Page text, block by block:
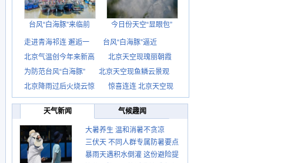
台风“白海豚”来临前 今日份天空“显眼包”
走进青海祁连 邂逅一
台风“白海豚”逼近
北京气温创今年来新高
北京天空现瑰丽朝霞
为防范台风“白海豚”
北京天空现鱼鳞云景观
北京降雨过后火烧云惊
惊喜连连 北京天空现
天气新闻 气候趣闻
大暑养生 温和消暑不贪凉
三伏天 不同人群专属防暑要点
请收好
暴雨天遇积水倒灌 这份避险提